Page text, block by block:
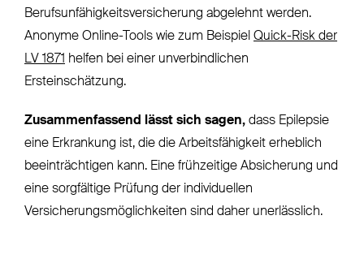
Berufsunfähigkeitsversicherung abgelehnt werden.
Anonyme Online-Tools wie zum Beispiel Quick-Risk der
LV 1871 helfen bei einer unverbindlichen
Ersteinschätzung.
Zusammenfassend lässt sich sagen,dass Epilepsie
eine Erkrankung ist, die die Arbeitsfähigkeit erheblich
beeinträchtigen kann. Eine frühzeitige Absicherung und
eine sorgfältige Prüfung der individuellen
Versicherungsmöglichkeiten sind daher unerlässlich.